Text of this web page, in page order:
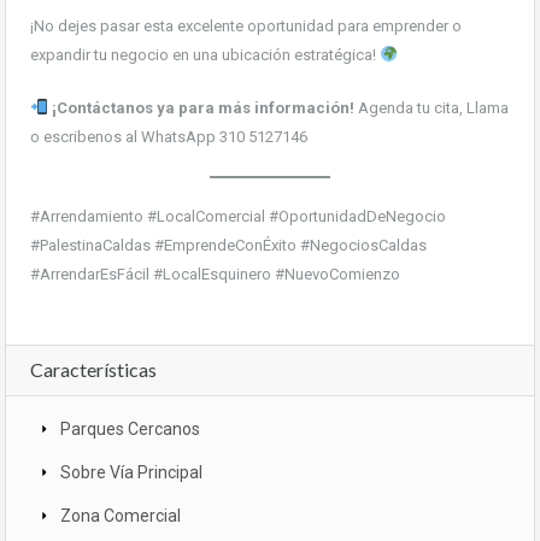
¡No dejes pasar esta excelente oportunidad para emprender o
expandir tu negocio en una ubicación estratégica!
¡Contáctanos ya para más información! Agenda tu cita, Llama
o escribenos al WhatsApp 310 5127146
#Arrendamiento #LocalComercial #OportunidadDeNegocio
#PalestinaCaldas #EmprendeConÉxito #NegociosCaldas
#ArrendarEsFácil #LocalEsquinero #NuevoComienzo
Características
Parques Cercanos
Sobre Vía Principal
Zona Comercial